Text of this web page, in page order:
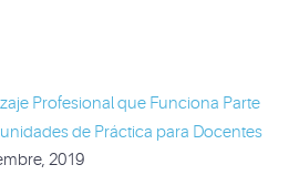
Profesional que Funciona Parte
de Práctica para Docentes
2019